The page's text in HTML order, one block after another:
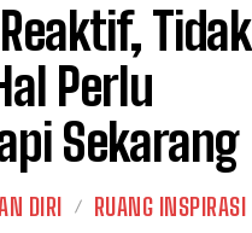
Tidak
Perlu
Sekarang
DIRI RUANG INSPIRASI